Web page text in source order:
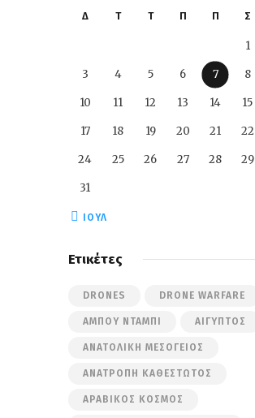
Δ Τ Τ Π Π Σ
1
3 4 5 6 7 8
10 11 12 13 14 15
17 18 19 20 21 22
24 25 26 27 28 29
31
« ΙΟΎΛ
Ετικέτες
DRONES DRONE WARFARE
ΆΜΠΟΥ ΝΤΆΜΠΙ ΑΊΓΥΠΤΟΣ
ΑΝΑΤΟΛΙΚΉ ΜΕΣΌΓΕΙΟΣ
ΑΝΑΤΡΟΠΉ ΚΑΘΕΣΤΏΤΟΣ
ΑΡΑΒΙΚΌΣ ΚΌΣΜΟΣ